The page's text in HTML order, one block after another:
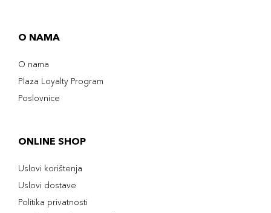
O NAMA
O nama
Plaza Loyalty Program
Poslovnice
ONLINE SHOP
Uslovi korištenja
Uslovi dostave
Politika privatnosti